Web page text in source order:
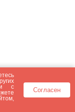
с
Согласен